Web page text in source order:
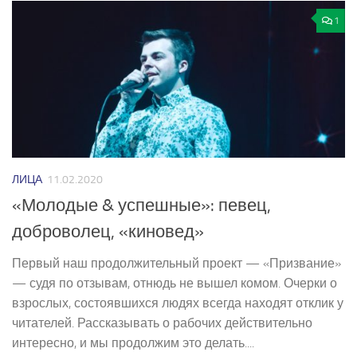
1
ЛИЦА 11.02.2020
«Молодые & успешные»: певец,
доброволец, «киновед»
Первый наш продолжительный проект — «Призвание»
— судя по отзывам, отнюдь не вышел комом. Очерки о
взрослых, состоявшихся людях всегда находят отклик у
читателей. Рассказывать о рабочих действительно
интересно, и мы продолжим это делать....